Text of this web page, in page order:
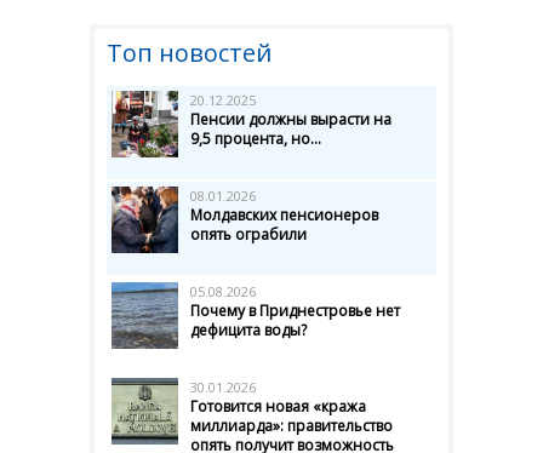
Топ новостей
20.12.2025
Пенсии должны вырасти на
9,5 процента, но...
08.01.2026
Молдавских пенсионеров
опять ограбили
05.08.2026
Почему в Приднестровье нет
дефицита воды?
30.01.2026
Готовится новая «кража
миллиарда»: правительство
опять получит возможность